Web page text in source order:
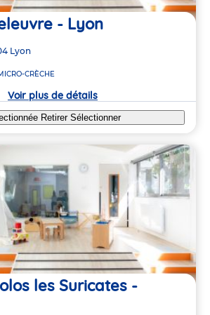
- Lyon
Lyon
CRÈCHE
Voir plus de détails
Retirer Sélectionner
les Suricates -